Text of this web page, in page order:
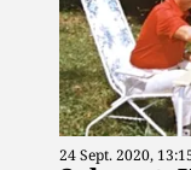
24 Sept. 2020,